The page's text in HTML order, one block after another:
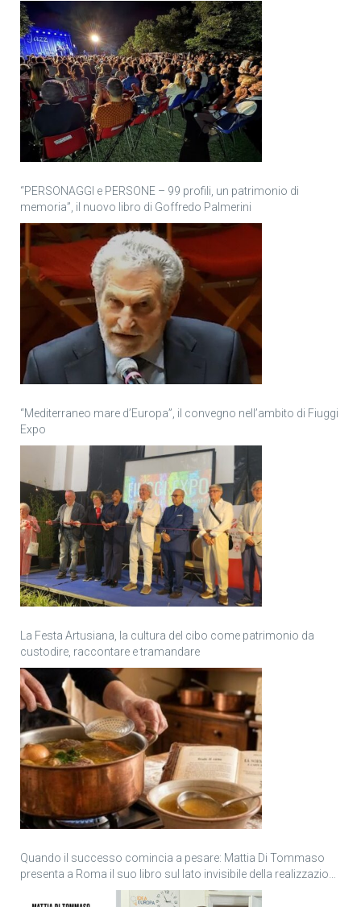
“PERSONAGGI e PERSONE – 99 profili, un patrimonio di
memoria”, il nuovo libro di Goffredo Palmerini
“Mediterraneo mare d’Europa”, il convegno nell’ambito di Fiuggi
Expo
La Festa Artusiana, la cultura del cibo come patrimonio da
custodire, raccontare e tramandare
Quando il successo comincia a pesare: Mattia Di Tommaso
presenta a Roma il suo libro sul lato invisibile della realizzazione